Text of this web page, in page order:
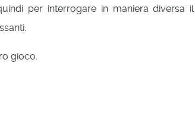
per interrogare in maniera diversa
gioco.